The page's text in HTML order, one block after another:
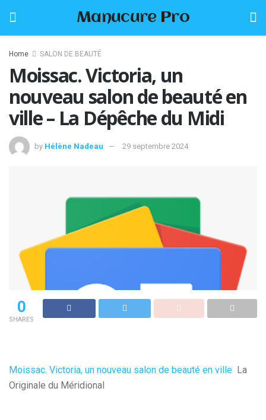
Manucure Pro
Home SALON DE BEAUTÉ
Moissac. Victoria, un
nouveau salon de beauté en
ville – La Dépêche du Midi
by Hélène Nadeau 29 septembre 2024
0
SHARES
Moissac. Victoria, un nouveau salon de beauté en ville La
Originale du Méridional